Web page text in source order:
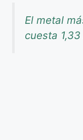
El metal
cuesta